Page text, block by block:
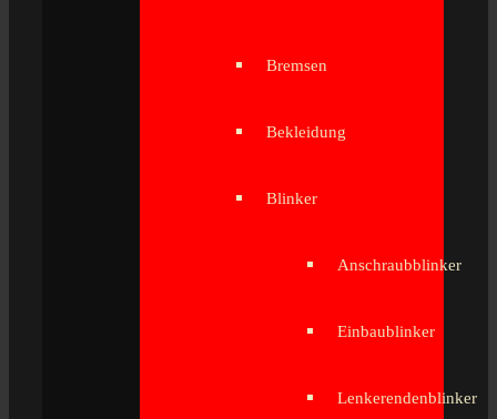
Bremsen
Bekleidung
Blinker
Anschraubblinker
Einbaublinker
Lenkerendenblinker